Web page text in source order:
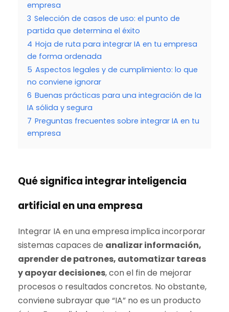
empresa
3 Selección de casos de uso: el punto de
partida que determina el éxito
4 Hoja de ruta para integrar IA en tu empresa
de forma ordenada
5 Aspectos legales y de cumplimiento: lo que
no conviene ignorar
6 Buenas prácticas para una integración de la
IA sólida y segura
7 Preguntas frecuentes sobre integrar IA en tu
empresa
Qué significa integrar inteligencia
artificial en una empresa
Integrar IA en una empresa implica incorporar
sistemas capaces de analizar información,
aprender de patrones, automatizar tareas
y apoyar decisiones, con el fin de mejorar
procesos o resultados concretos. No obstante,
conviene subrayar que “IA” no es un producto